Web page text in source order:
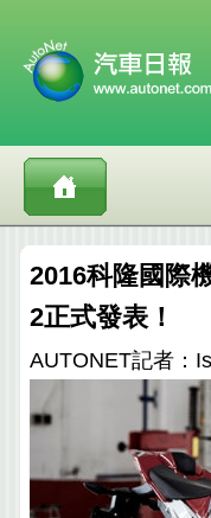
2016科隆國際
2正式發表！
AUTONET記者：